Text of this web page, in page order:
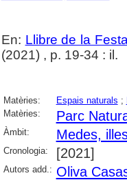
En: Llibre de la
(2021) , p. 19-34 : il.
Matèries: Espais naturals ;
Matèries:
Parc
Àmbit: Medes,
Cronologia: [2021]
Autors add.: Oliva